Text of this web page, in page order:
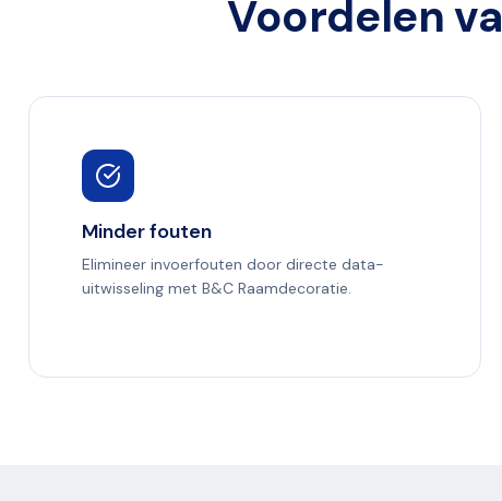
Voordelen
Minder fouten
Elimineer invoerfouten door directe data-
uitwisseling met B&C Raamdecoratie.